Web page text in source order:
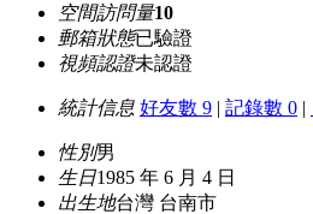
空間訪問量10
郵箱狀態已驗證
視頻認證未認證
統計信息 好友數 9 | 記錄數 0 |
性別男
生日1985 年 6 月 4 日
出生地台灣 台南市